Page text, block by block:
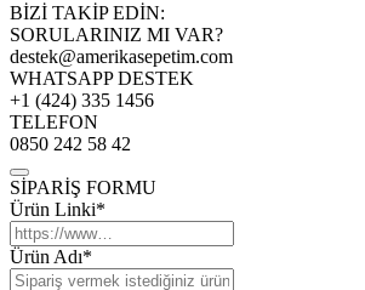
BİZİ TAKİP EDİN:
SORULARINIZ MI VAR?
destek@amerikasepetim.com
WHATSAPP DESTEK
+1 (424) 335 1456
TELEFON
0850 242 58 42
SİPARİŞ FORMU
Ürün Linki*
Ürün Adı*